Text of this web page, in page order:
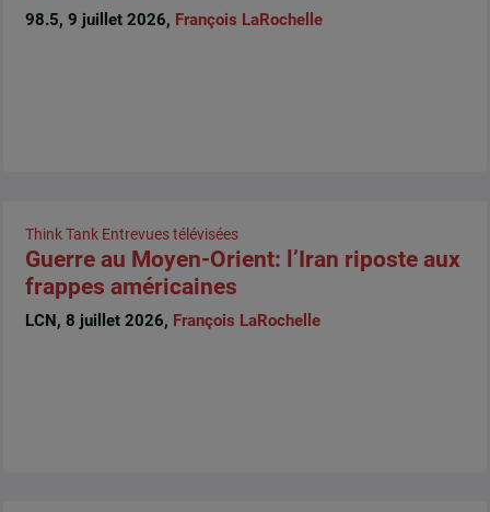
98.5, 9 juillet 2026, François LaRochelle
Think Tank Entrevues télévisées
Guerre au Moyen-Orient: l’Iran riposte aux
frappes américaines
LCN, 8 juillet 2026, François LaRochelle